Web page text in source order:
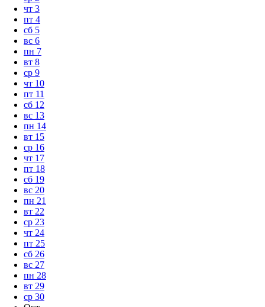
чт 3
пт 4
сб 5
вс 6
пн 7
вт 8
ср 9
чт 10
пт 11
сб 12
вс 13
пн 14
вт 15
ср 16
чт 17
пт 18
сб 19
вс 20
пн 21
вт 22
ср 23
чт 24
пт 25
сб 26
вс 27
пн 28
вт 29
ср 30